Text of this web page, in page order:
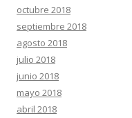
octubre 2018
septiembre 2018
agosto 2018
julio 2018
junio 2018
mayo 2018
abril 2018